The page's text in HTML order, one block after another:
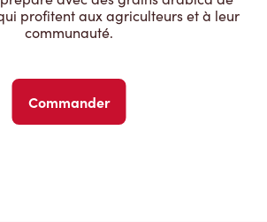
profitent aux agriculteurs et à leur
communauté.
Commander